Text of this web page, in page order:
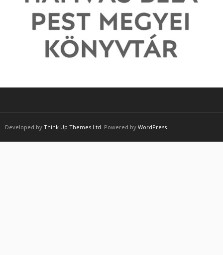
Developed by Think Up Themes Ltd. Powered by WordPress.